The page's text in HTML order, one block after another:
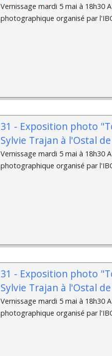
Vernissage mardi 5 mai à 18h30
photographique organisé par
31 - Exposition photo
Sylvie Trajan à l'Ostal
Vernissage mardi 5 mai à 18h30
photographique organisé par
31 - Exposition photo
Sylvie Trajan à l'Ostal
Vernissage mardi 5 mai à 18h30
photographique organisé par